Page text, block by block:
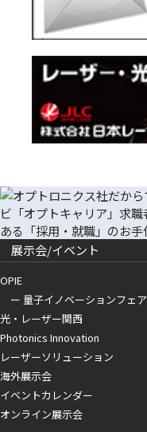
展示会/イベント
OPIE
ー 量子イノベーションフェア
光・レーザー関西
Photonics Innovation
レーザーソリューション
海外展示会
イベントカレンダー
オンライン展示会